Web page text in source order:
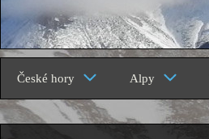
České hory Alpy